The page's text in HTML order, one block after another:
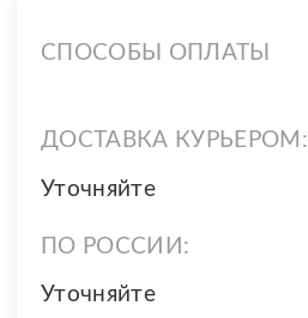
СПОСОБЫ ОПЛАТЫ
ДОСТАВКА КУРЬЕРОМ:
Уточняйте
ПО РОССИИ:
Уточняйте